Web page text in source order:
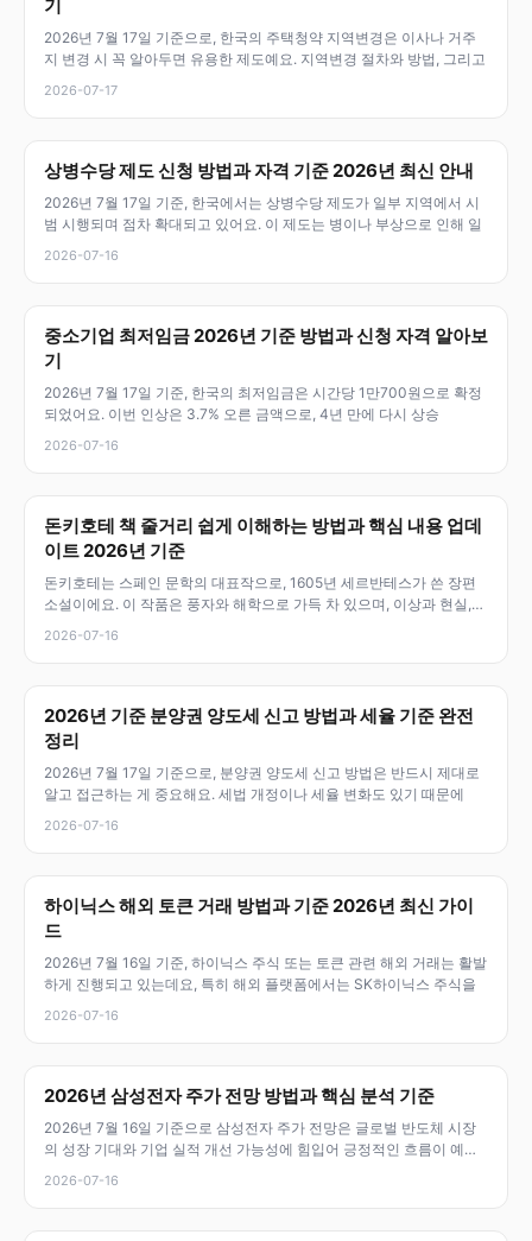
기
2026년 7월 17일 기준으로, 한국의 주택청약 지역변경은 이사나 거주
지 변경 시 꼭 알아두면 유용한 제도예요. 지역변경 절차와 방법, 그리고
2026-07-17
상병수당 제도 신청 방법과 자격 기준 2026년 최신 안내
2026년 7월 17일 기준, 한국에서는 상병수당 제도가 일부 지역에서 시
범 시행되며 점차 확대되고 있어요. 이 제도는 병이나 부상으로 인해 일
2026-07-16
중소기업 최저임금 2026년 기준 방법과 신청 자격 알아보
기
2026년 7월 17일 기준, 한국의 최저임금은 시간당 1만700원으로 확정
되었어요. 이번 인상은 3.7% 오른 금액으로, 4년 만에 다시 상승
2026-07-16
돈키호테 책 줄거리 쉽게 이해하는 방법과 핵심 내용 업데
이트 2026년 기준
돈키호테는 스페인 문학의 대표작으로, 1605년 세르반테스가 쓴 장편
소설이에요. 이 작품은 풍자와 해학으로 가득 차 있으며, 이상과 현실,
2026-07-16
2026년 기준 분양권 양도세 신고 방법과 세율 기준 완전
정리
2026년 7월 17일 기준으로, 분양권 양도세 신고 방법은 반드시 제대로
알고 접근하는 게 중요해요. 세법 개정이나 세율 변화도 있기 때문에
2026-07-16
하이닉스 해외 토큰 거래 방법과 기준 2026년 최신 가이
드
2026년 7월 16일 기준, 하이닉스 주식 또는 토큰 관련 해외 거래는 활발
하게 진행되고 있는데요, 특히 해외 플랫폼에서는 SK하이닉스 주식을
2026-07-16
2026년 삼성전자 주가 전망 방법과 핵심 분석 기준
2026년 7월 16일 기준으로 삼성전자 주가 전망은 글로벌 반도체 시장
의 성장 기대와 기업 실적 개선 가능성에 힘입어 긍정적인 흐름이 예상
2026-07-16